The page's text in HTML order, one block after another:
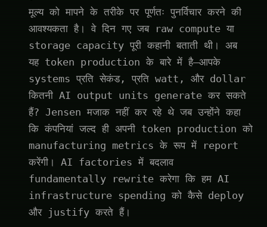
मूल्य को मापने के तरीके पर पूर्णतः पुनर्विचार करने की
आवश्यकता है। वे दिन गए जब raw compute या
storage capacity पूरी कहानी बताती थी। अब
यह token production के बारे में है—आपके
systems प्रति सेकंड, प्रति watt, और dollar
कितनी AI output units generate कर सकते
हैं? Jensen मजाक नहीं कर रहे थे जब उन्होंने कहा
कि कंपनियां जल्द ही अपनी token production को
manufacturing metrics के रूप में report
करेंगी। AI factories में बदलाव
fundamentally rewrite करेगा कि हम AI
infrastructure spending को कैसे deploy
और justify करते हैं।